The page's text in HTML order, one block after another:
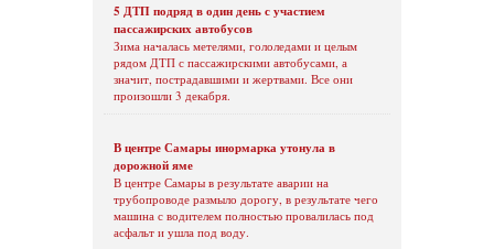
5 ДТП подряд в один день с участием
пассажирских автобусов
Зима началась метелями, гололедами и целым
рядом ДТП с пассажирскими автобусами, а
значит, пострадавшими и жертвами. Все они
произошли 3 декабря.
В центре Самары инормарка утонула в
дорожной яме
В центре Самары в результате аварии на
трубопроводе размыло дорогу, в результате чего
машина с водителем полностью провалилась под
асфальт и ушла под воду.